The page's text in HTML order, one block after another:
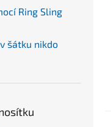
Ring Sling
šátku nikdo